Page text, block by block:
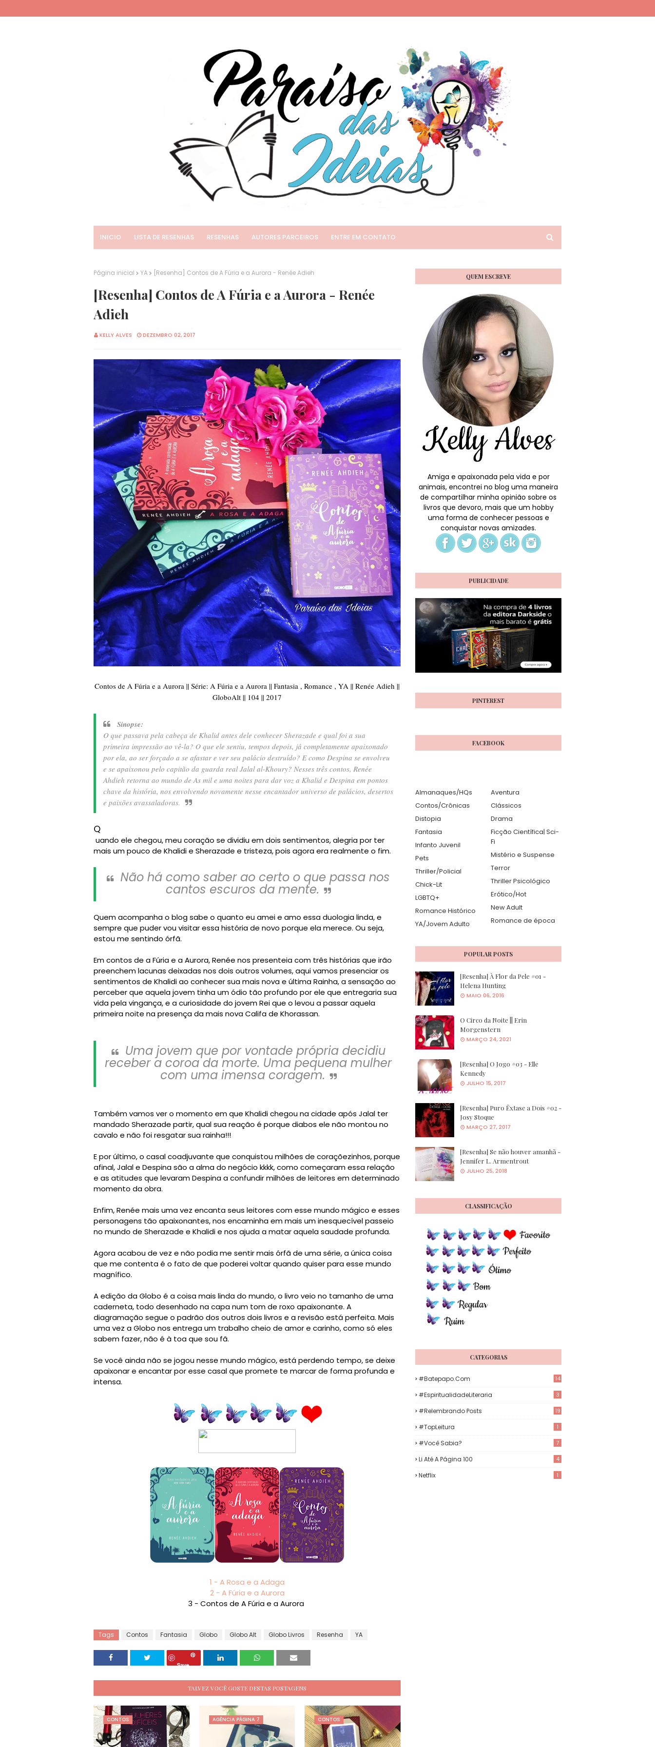
INICIO LISTA DE RESENHAS RESENHAS AUTORES PARCEIROS ENTRE EM CONTATO
Página inicial YA [Resenha] Contos de A Fúria e a Aurora - Renée Adieh
[Resenha] Contos de A Fúria e a Aurora - Renée
Adieh
KELLY ALVES DEZEMBRO 02, 2017
Contos de A Fúria e a Aurora || Série: A Fúria e a Aurora || Fantasia , Romance , YA || Renée Adieh ||
GloboAlt || 104 || 2017
Sinopse:
O que passava pela cabeça de Khalid antes dele conhecer Sherazade e qual foi a sua
primeira impressão ao vê-la? O que ele sentiu, tempos depois, já completamente apaixonado
por ela, ao ser forçado a se afastar e ver seu palácio destruído? E como Despina se envolveu
e se apaixonou pelo capitão da guarda real Jalal al-Khoury? Nesses três contos, Renée
Ahdieh retorna ao mundo de As mil e uma noites para dar voz a Khalid e Despina em pontos
chave da história, nos envolvendo novamente nesse encantador universo de palácios, desertos
e paixões avassaladoras.
Q
uando ele chegou, meu coração se dividiu em dois sentimentos, alegria por ter
mais um pouco de Khalidi e Sherazade e tristeza, pois agora era realmente o fim.
Não há como saber ao certo o que passa nos
cantos escuros da mente.
Quem acompanha o blog sabe o quanto eu amei e amo essa duologia linda, e
sempre que puder vou visitar essa história de novo porque ela merece. Ou seja,
estou me sentindo órfã.
Em contos de a Fúria e a Aurora, Renée nos presenteia com três histórias que irão
preenchem lacunas deixadas nos dois outros volumes, aqui vamos presenciar os
sentimentos de Khalidi ao conhecer sua mais nova e última Rainha, a sensação ao
perceber que aquela jovem tinha um ódio tão profundo por ele que entregaria sua
vida pela vingança, e a curiosidade do jovem Rei que o levou a passar aquela
primeira noite na presença da mais nova Califa de Khorassan.
Uma jovem que por vontade própria decidiu
receber a coroa da morte. Uma pequena mulher
com uma imensa coragem.
Também vamos ver o momento em que Khalidi chegou na cidade após Jalal ter
mandado Sherazade partir, qual sua reação é porque diabos ele não montou no
cavalo e não foi resgatar sua rainha!!!
E por último, o casal coadjuvante que conquistou milhões de coraçõezinhos, porque
afinal, Jalal e Despina são a alma do negócio kkkk, como começaram essa relação
e as atitudes que levaram Despina a confundir milhões de leitores em determinado
momento da obra.
Enfim, Renée mais uma vez encanta seus leitores com esse mundo mágico e esses
personagens tão apaixonantes, nos encaminha em mais um inesquecível passeio
no mundo de Sherazade e Khalidi e nos ajuda a matar aquela saudade profunda.
Agora acabou de vez e não podia me sentir mais órfã de uma série, a única coisa
que me contenta é o fato de que poderei voltar quando quiser para esse mundo
magnífico.
A edição da Globo é a coisa mais linda do mundo, o livro veio no tamanho de uma
caderneta, todo desenhado na capa num tom de roxo apaixonante. A
diagramação segue o padrão dos outros dois livros e a revisão está perfeita. Mais
uma vez a Globo nos entrega um trabalho cheio de amor e carinho, como só eles
sabem fazer, não é à toa que sou fã.
Se você ainda não se jogou nesse mundo mágico, está perdendo tempo, se deixe
apaixonar e encantar por esse casal que promete te marcar de forma profunda e
intensa.
1 - A Rosa e a Adaga
2 - A Fúria e a Aurora
3 - Contos de A Fúria e a Aurora
Tags Contos Fantasia Globo Globo Alt Globo Livros Resenha YA
Save
TALVEZ VOCÊ GOSTE DESTAS POSTAGENS
CONTOS AGÊNCIA PÁGINA 7 CONTOS
QUEM ESCREVE
Amiga e apaixonada pela vida e por
animais, encontrei no blog uma maneira
de compartilhar minha opinião sobre os
livros que devoro, mais que um hobby
uma forma de conhecer pessoas e
conquistar novas amizades.
PUBLICIDADE
PINTEREST
FACEBOOK
Almanaques/HQs
Aventura
Contos/Crônicas
Clássicos
Distopia
Drama
Fantasia
Ficção Científica| Sci-
Fi
Infanto Juvenil
Mistério e Suspense
Pets
Terror
Thriller/Policial
Thriller Psicológico
Chick-Lit
Erótico/Hot
LGBTQ+
New Adult
Romance Histórico
Romance de época
YA/Jovem Adulto
POPULAR POSTS
[Resenha] À Flor da Pele #01 -
Helena Hunting
MAIO 06, 2016
O Circo da Noite || Erin
Morgenstern
MARÇO 24, 2021
[Resenha] O Jogo #03 - Elle
Kennedy
JULHO 15, 2017
[Resenha] Puro Êxtase a Dois #02 -
Josy Stoque
MARÇO 27, 2017
[Resenha] Se não houver amanhã -
Jennifer L. Armentrout
JULHO 25, 2018
CLASSIFICAÇÃO
CATEGORIAS
#Batepapo.com 14
#EspiritualidadeLiteraria 3
#Relembrando Posts 19
#TopLeitura 1
#Você Sabia? 7
Li Até A Página 100 4
Netflix 1